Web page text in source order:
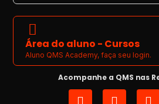
Área do aluno - Cursos
Aluno QMS Academy, faça seu login.
Acompanhe a QMS nas
I
L
Y